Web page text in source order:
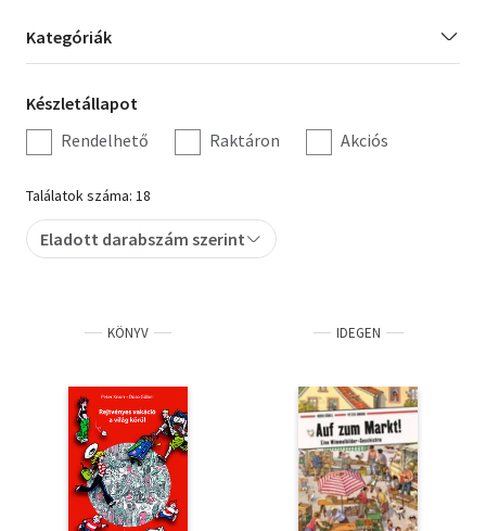
Hobbi, szabadidő
Irodalom
Művészet
Szakkönyv
Tankönyv, segédkönyv
Társadalomtudomány
Természettudomány
Történelem
Kategória
szűrés
Kategóriák
Készletállapot
szűrés
Készletállapot
Rendelhető
Raktáron Akciós
Találatok száma: 18
Eladott darabszám szerint
KÖNYV IDEGEN